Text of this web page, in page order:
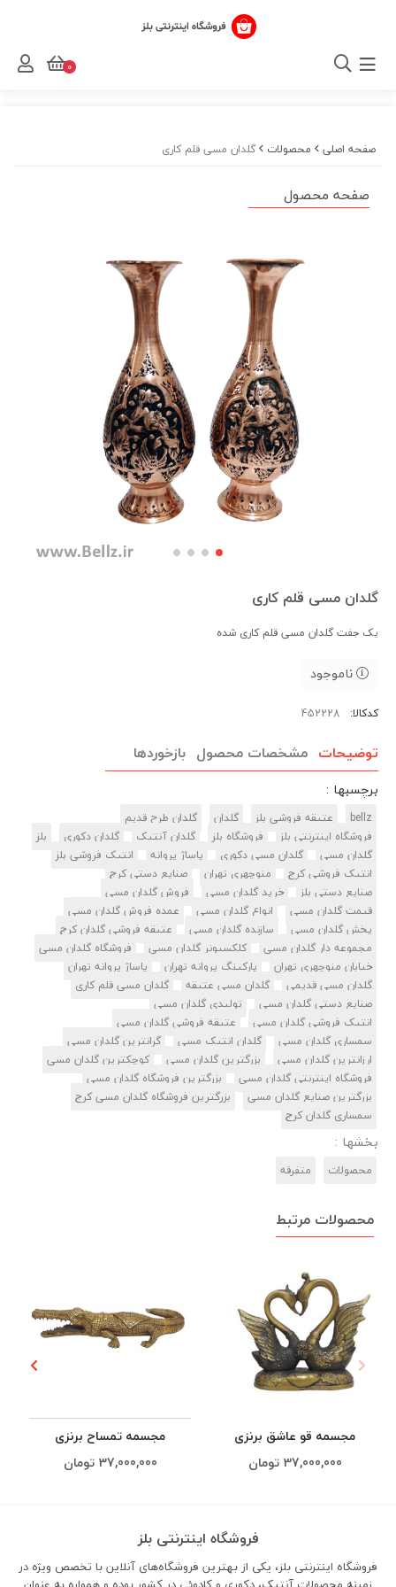
صفحه اصلی محصولات گلدان مسی قلم کاری
صفحه محصول
گلدان مسی قلم کاری
یک جفت گلدان مسی قلم کاری شده
ناموجود
کدکالا:
توضیحات مشخصات محصول بازخوردها
برچسبها :
bellz عتیقه فروشی بلز گلدان
گلدان طرح قدیم
فروشگاه اینترنتی بلز
فروشگاه بلز گلدان آنتیک گلدان دکوری
بلز
گلدان مسی
گلدان مسی دکوری پاساژ پروانه
انتیک فروشی بلز
انتیک فروشی کرج
منوچهری تهران
صنایع دستی کرج
صنایع دستی بلز
خرید گلدان مسی
فروش گلدان مسی
قیمت گلدان مسی
انواع گلدان مسی
عمده فروش گلدان مسی
پخش گلدان مسی
سازنده گلدان مسی
عتیقه فروشی گلدان کرج
مجموعه دار گلدان مسی
کلکسیونر گلدان مسی
فروشگاه گلدان مسی
خیابان منوچهری تهران
پارکینگ پروانه تهران
پاساژ پروانه تهران
گلدان مسی قدیمی
گلدان مسی عتیقه
گلدان مسی قلم کاری
صنایع دستی گلدان مسی
تولیدی گلدان مسی
انتیک فروشی گلدان مسی
عتیقه فروشی گلدان مسی
سمساری گلدان مسی
گلدان انتیک مسی
گرانترین گلدان مسی
ارزانترین گلدان مسی
بزرگترین گلدان مسی
کوچکترین گلدان مسی
فروشگاه اینترنتی گلدان مسی
بزرگترین فروشگاه گلدان مسی
بزرگترین صنایع گلدان مسی
بزرگترین فروشگاه گلدان مسی کرج
سمساری گلدان کرج
بخشها :
محصولات متفرقه
محصولات مرتبط
مجسمه قو عاشق برنزی
37,000,000 تومان
مجسمه تمساح برنزی
37,000,000 تومان
فروشگاه اینترنتی بلز
فروشگاه اینترنتی بلز، یکی از بهترین فروشگاه‌های آنلاین با تخصص ویژه در
0